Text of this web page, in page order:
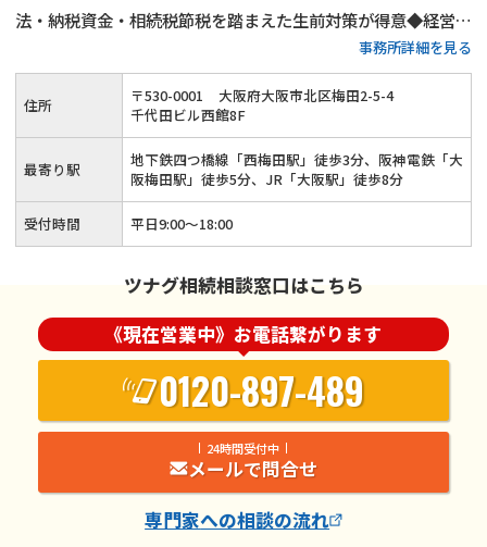
法・納税資金・相続税節税を踏まえた生前対策が得意◆経営者
様向けに事業承継サービスも提供◆約40名のスタッフが在籍
◆相続専門部署あり◆大阪府をはじめ関西エリア全域に対応可
能です！
事務所詳細を見る
住所 〒530-0001
大阪府大阪市北区梅田2-5-4
千代田ビル西館8F
最寄り駅
地下鉄四つ橋線「西梅田駅」徒歩3分、阪神電鉄「大
阪梅田駅」徒歩5分、JR「大阪駅」徒歩8分
受付時間 平日9:00～18:00
ツナグ相続相談窓口はこちら
《現在営業中》お電話繋がります
0120-897-489
24時間受付中
メールで問合せ
専門家への相談の流れ